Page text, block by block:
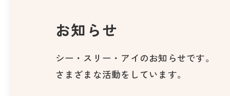
お知らせ
お知 らせ
シー・スリー・アイのお知らせです。
さまざまな活動をしています。